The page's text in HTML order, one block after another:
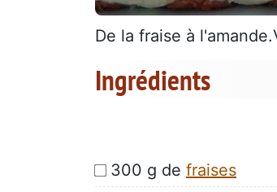
De la fraise à
Ingrédients
300 g de fraises